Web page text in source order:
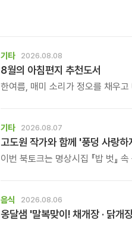
기타 2026.08.08
8월의 아침편지 추천도서
한여름, 매미 소리가 정오를 채우
기타 2026.08.07
고도원 작가와 함께 '풍덩 사랑하
이번 북토크는 명상시집 『밥 벗』
음식 2026.08.06
옹달샘 '말복맞이! 채개장 · 닭개